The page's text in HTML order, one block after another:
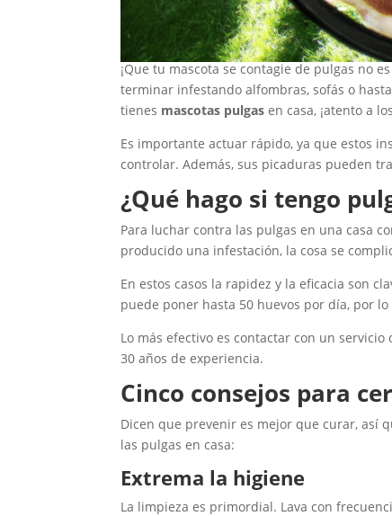
¡Que tu mascota se contagie de pulgas no
terminar infestando alfombras, sofás o
tienes mascotas pulgas en casa, ¡atento a
Es importante actuar rápido, ya que estos
controlar. Además, sus picaduras pueden
¿Qué hago si tengo
Para luchar contra las pulgas en una casa
producido una infestación, la cosa se
En estos casos la rapidez y la eficacia son
puede poner hasta 50 huevos por día, por
Lo más efectivo es contactar con un
30 años de experiencia.
Cinco consejos para
Dicen que prevenir es mejor que curar, así
las pulgas en casa:
Extrema la higiene
La limpieza es primordial. Lava con